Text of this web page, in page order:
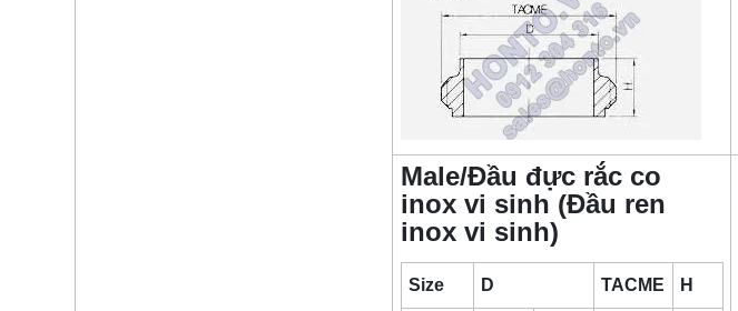
Male/Đầu đực rắc co
inox vi sinh (Đầu ren
inox vi sinh)
Size D TACME H